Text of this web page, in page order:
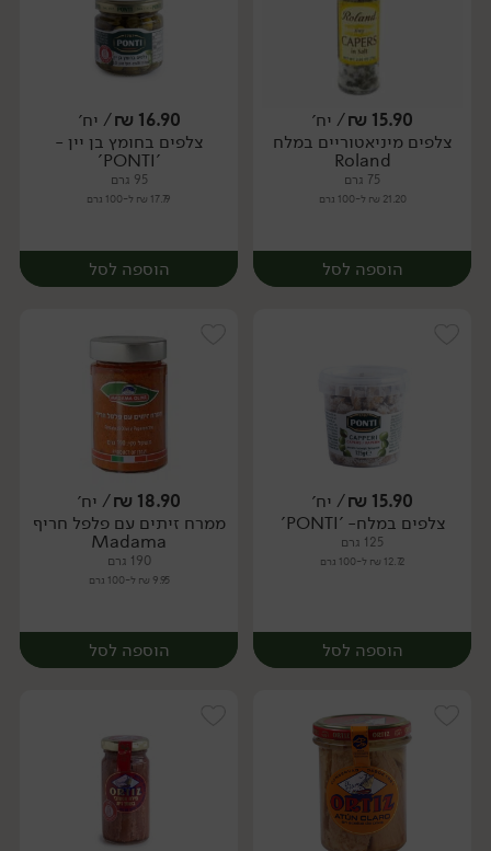
יח׳ יח׳
15.90
₪/ יח׳
צלפים מיניאטוריים במלח
Roland
75 גרם
21.20 ₪ ל-100 גרם
הוספה לסל
יח׳
16.90
₪/ יח׳
צלפים בחומץ בן יין -
'PONTI'
95 גרם
17.79 ₪ ל-100 גרם
הוספה לסל
יח׳
15.90
₪/ יח׳
צלפים במלח- 'PONTI'
125 גרם
12.72 ₪ ל-100 גרם
הוספה לסל
18.90
₪/ יח׳
ממרח זיתים עם פלפל חריף
Madama
190 גרם
9.95 ₪ ל-100 גרם
הוספה לסל